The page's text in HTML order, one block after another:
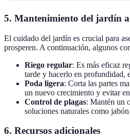
5. Mantenimiento del jardín
El cuidado del jardín es crucial para
prosperen. A continuación, algunos
Riego regular: Es más eficaz
tarde y hacerlo en profundidad,
Poda ligera: Corta las partes
un nuevo crecimiento y evitar
Control de plagas: Mantén un
soluciones naturales como
6. Recursos adicionales